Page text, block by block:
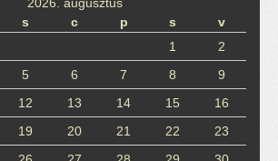
2026. augusztus
s c p s
v
1
2
5 6 7 8
9
12 13 14 15
16
19 20 21 22
23